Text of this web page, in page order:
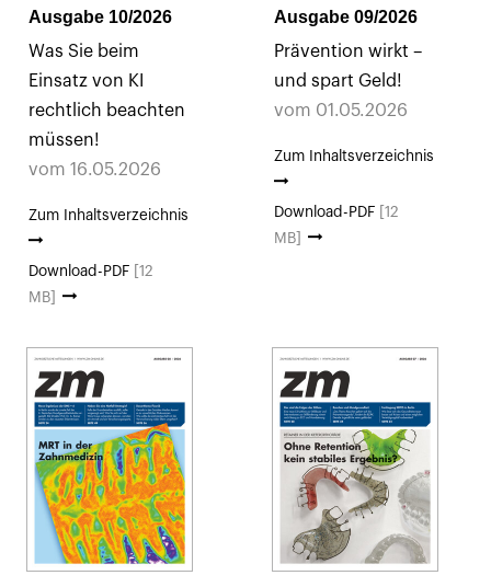
Ausgabe 10/2026
Was Sie beim
Einsatz von KI
rechtlich beachten
müssen!
vom 16.05.2026
Zum Inhaltsverzeichnis
Download-PDF
[12
MB]
Ausgabe 09/2026
Prävention wirkt –
und spart Geld!
vom 01.05.2026
Zum Inhaltsverzeichnis
Download-PDF
[12
MB]